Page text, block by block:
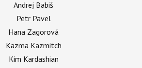
Andrej Babiš
Petr Pavel
Hana Zagorová
Kazma Kazmitch
Kim Kardashian